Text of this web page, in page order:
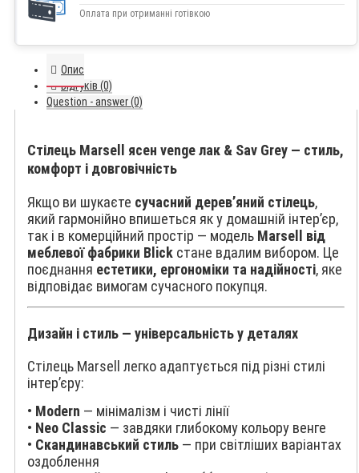
Оплата при отриманні готівкою
Опис
Відгуків (0)
Question - answer (0)
Стілець Marsell ясен venge лак & Sav Grey — стиль,
комфорт і довговічність
Якщо ви шукаєте сучасний дерев’яний стілець,
який гармонійно впишеться як у домашній інтер’єр,
так і в комерційний простір — модель Marsell від
меблевої фабрики Blick стане вдалим вибором. Це
поєднання естетики, ергономіки та надійності, яке
відповідає вимогам сучасного покупця.
Дизайн і стиль — універсальність у деталях
Стілець Marsell легко адаптується під різні стилі
інтер’єру:
• Modern — мінімалізм і чисті лінії
• Neo Classic — завдяки глибокому кольору венге
• Скандинавський стиль — при світліших варіантах
оздоблення